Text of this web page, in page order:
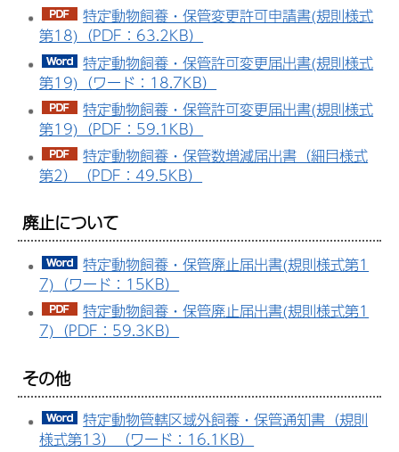
特定動物飼養・保管変更許可申請書(規則様式
第18)（PDF：63.2KB）
特定動物飼養・保管許可変更届出書(規則様式
第19)（ワード：18.7KB）
特定動物飼養・保管許可変更届出書(規則様式
第19)（PDF：59.1KB）
特定動物飼養・保管数増減届出書（細目様式
第2）（PDF：49.5KB）
廃止について
特定動物飼養・保管廃止届出書(規則様式第1
7)（ワード：15KB）
特定動物飼養・保管廃止届出書(規則様式第1
7)（PDF：59.3KB）
その他
特定動物管轄区域外飼養・保管通知書（規則
様式第13）（ワード：16.1KB）